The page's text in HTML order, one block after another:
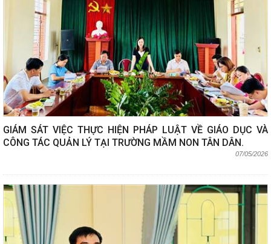
GIÁM SÁT VIỆC THỰC HIỆN PHÁP LUẬT VỀ GIÁO DỤC VÀ
CÔNG TÁC QUẢN LÝ TẠI TRƯỜNG MẦM NON TÂN DÂN.
07/05/2026